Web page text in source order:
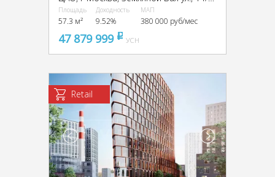
Площадь
57.3 м²
Доходность
9.52%
МАП
380 000 руб/мес
47 879 999 pуб
УСН
Retail